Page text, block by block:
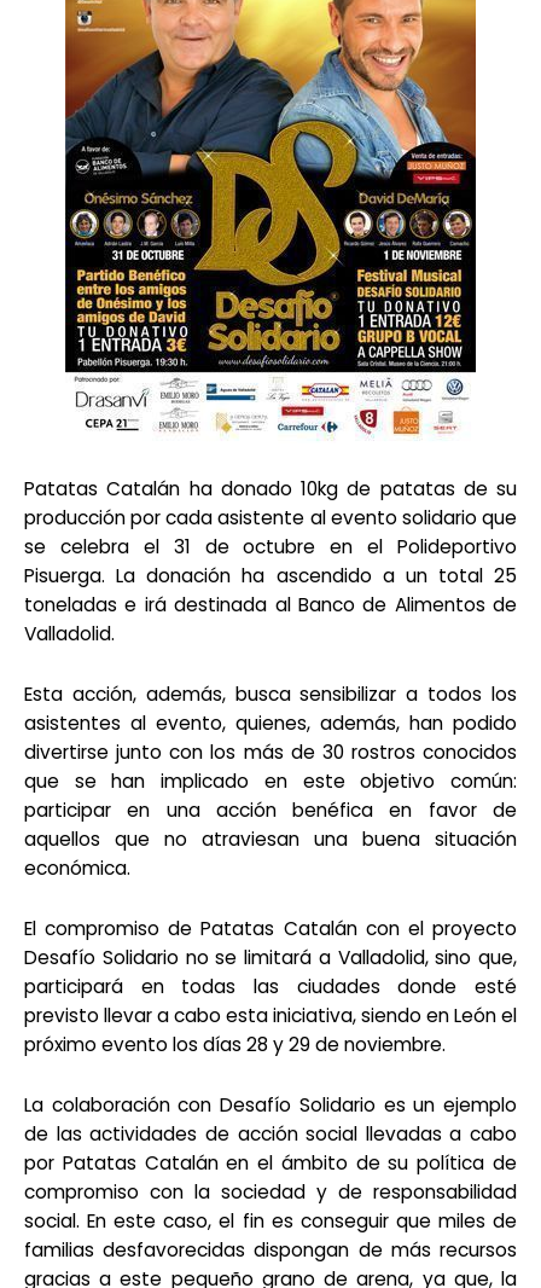
Patatas Catalán ha donado 10kg de patatas de su
producción por cada asistente al evento solidario que
se celebra el 31 de octubre en el Polideportivo
Pisuerga. La donación ha ascendido a un total 25
toneladas e irá destinada al Banco de Alimentos de
Valladolid.
Esta acción, además, busca sensibilizar a todos los
asistentes al evento, quienes, además, han podido
divertirse junto con los más de 30 rostros conocidos
que se han implicado en este objetivo común:
participar en una acción benéfica en favor de
aquellos que no atraviesan una buena situación
económica.
El compromiso de Patatas Catalán con el proyecto
Desafío Solidario no se limitará a Valladolid, sino que,
participará en todas las ciudades donde esté
previsto llevar a cabo esta iniciativa, siendo en León el
próximo evento los días 28 y 29 de noviembre.
La colaboración con Desafío Solidario es un ejemplo
de las actividades de acción social llevadas a cabo
por Patatas Catalán en el ámbito de su política de
compromiso con la sociedad y de responsabilidad
social. En este caso, el fin es conseguir que miles de
familias desfavorecidas dispongan de más recursos
gracias a este pequeño grano de arena, ya que, la